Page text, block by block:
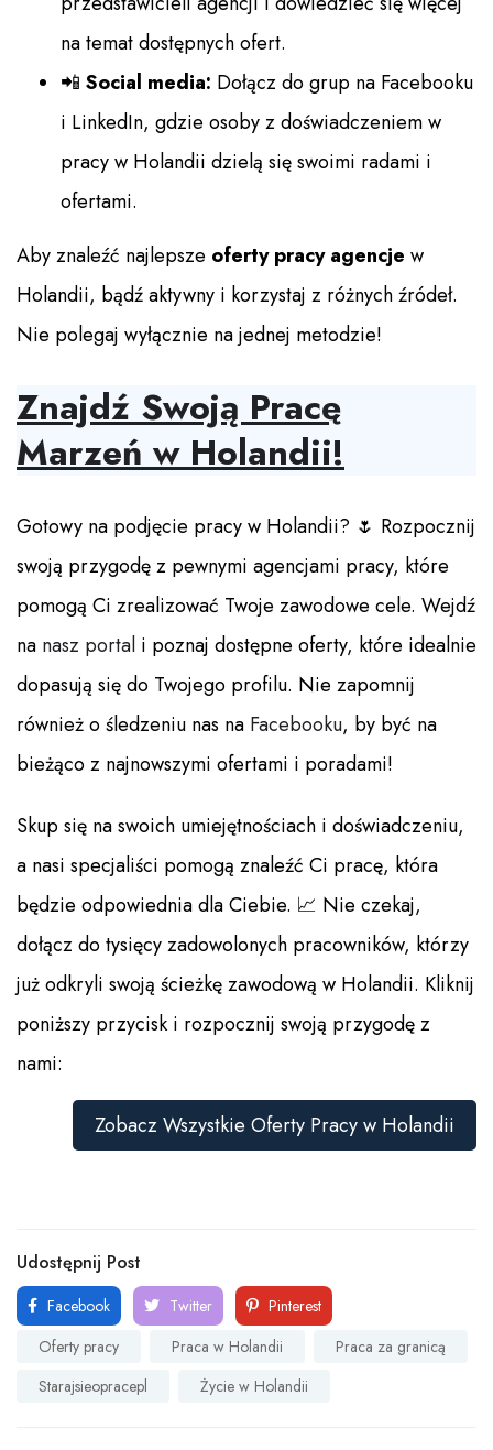
na temat dostępnych ofert.
📲 Social media: Dołącz do grup na Facebooku
i LinkedIn, gdzie osoby z doświadczeniem w
pracy w Holandii dzielą się swoimi radami i
ofertami.
Aby znaleźć najlepsze oferty pracy agencje w
Holandii, bądź aktywny i korzystaj z różnych źródeł.
Nie polegaj wyłącznie na jednej metodzie!
Znajdź Swoją Pracę
Marzeń w Holandii!
Gotowy na podjęcie pracy w Holandii? 🌷 Rozpocznij
swoją przygodę z pewnymi agencjami pracy, które
pomogą Ci zrealizować Twoje zawodowe cele. Wejdź
na nasz portal i poznaj dostępne oferty, które idealnie
dopasują się do Twojego profilu. Nie zapomnij
również o śledzeniu nas na Facebooku, by być na
bieżąco z najnowszymi ofertami i poradami!
Skup się na swoich umiejętnościach i doświadczeniu,
a nasi specjaliści pomogą znaleźć Ci pracę, która
będzie odpowiednia dla Ciebie. 📈 Nie czekaj,
dołącz do tysięcy zadowolonych pracowników, którzy
już odkryli swoją ścieżkę zawodową w Holandii. Kliknij
poniższy przycisk i rozpocznij swoją przygodę z
nami:
Zobacz Wszystkie Oferty Pracy w Holandii
Udostępnij Post
Facebook Twitter
Pinterest
Oferty pracy
Praca w Holandii
Praca za granicą
Starajsieopracepl
Życie w Holandii